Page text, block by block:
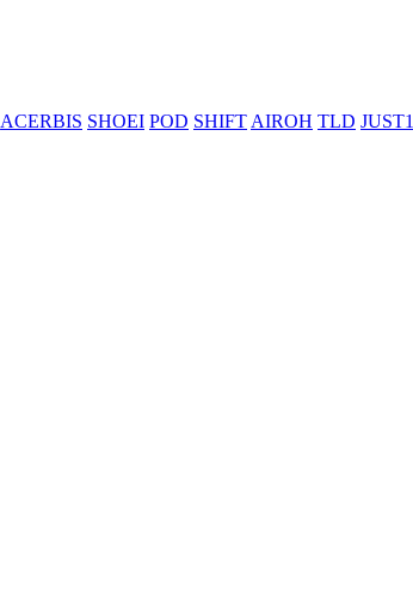
ACERBIS SHOEI POD SHIFT AIROH TLD JUST1